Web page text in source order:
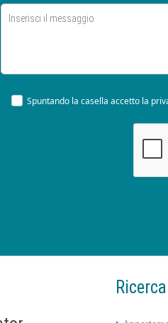
Spuntando la casella accetto la
Ricerca